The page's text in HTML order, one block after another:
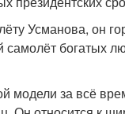
Усманова, он
самолёт богатых
модели за всё